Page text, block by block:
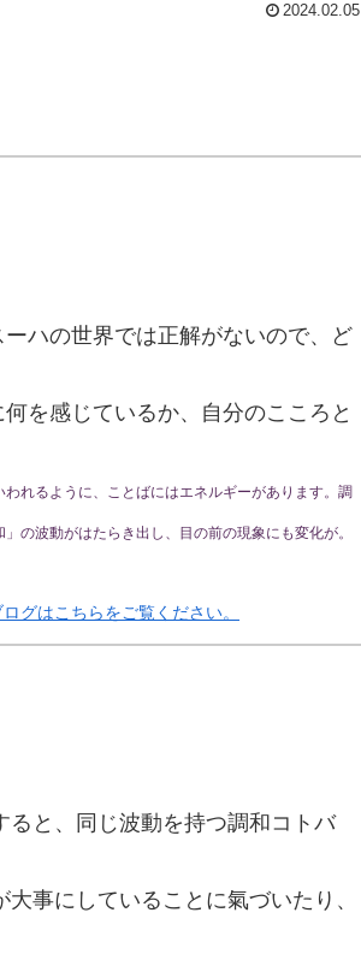
2024.02.05
ハの世界では正解がないので、ど
を感じているか、自分のこころと
れるように、ことばにはエネルギーがあります。調
の波動がはたらき出し、目の前の現象にも変化が。
はこちらをご覧ください。
ると、同じ波動を持つ調和コトバ
事にしていることに氣づいたり、